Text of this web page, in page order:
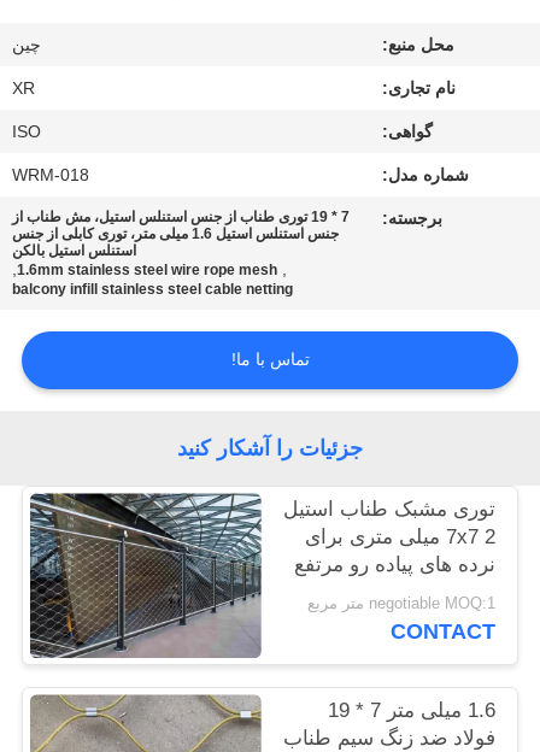
تماس
نقل
قول
سایت
PRIVACY
POLICY
محل منبع: چین
نام تجاری: XR
گواهی: ISO
شماره مدل: WRM-018
برجسته:
7 * 19 توری طناب از جنس استنلس استیل، مش طناب از
جنس استنلس استیل 1.6 میلی متر، توری کابلی از جنس
استنلس استیل بالکن
,
1.6mm stainless steel wire rope mesh
,
balcony infill stainless steel cable netting
تماس با ما!
جزئیات را آشکار کنید
توری مشبک طناب استیل
7x7 2 میلی متری برای
نرده های پیاده رو مرتفع
negotiable MOQ:1 متر مربع
CONTACT
1.6 میلی متر 7 * 19
فولاد ضد زنگ سیم طناب